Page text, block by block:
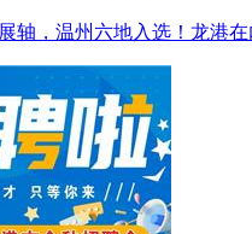
轴，温州六地入选！龙港在